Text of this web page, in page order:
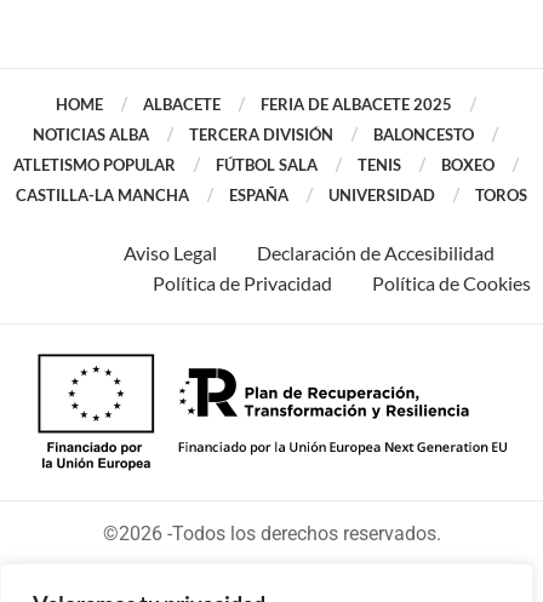
HOME ALBACETE
FERIA DE ALBACETE 2025
NOTICIAS ALBA
TERCERA DIVISIÓN
BALONCESTO
ATLETISMO POPULAR
FÚTBOL SALA TENIS
BOXEO
CASTILLA-LA MANCHA
ESPAÑA UNIVERSIDAD TOROS
Aviso Legal
Declaración de Accesibilidad
Política de Privacidad
Política de Cookies
©2026 -Todos los derechos reservados.